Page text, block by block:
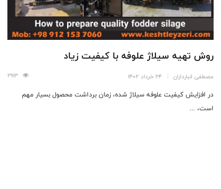
روش تهیه سیلاژ علوفه با کیفیت زیاد
مصطفی انبارداران 24 خرداد 1402
در افزایش کیفیت علوفه سیلاژ شده، زمان برداشت محصول بسیار مهم
است، ...